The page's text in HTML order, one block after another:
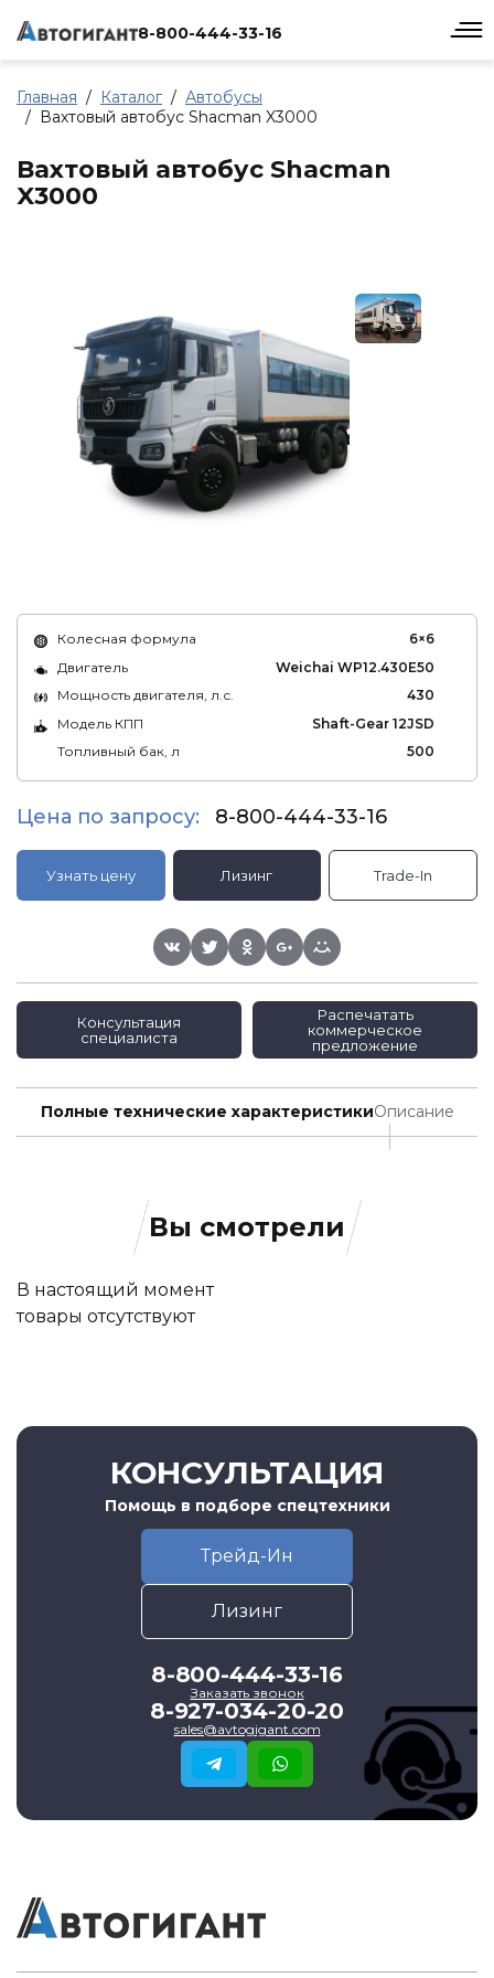
8-800-444-33-16
Главная Каталог
Автобусы
Вахтовый автобус Shacman X3000
Вахтовый автобус Shacman
X3000
Колесная формула
6×6
Двигатель
Weichai WP12.430E50
Мощность двигателя, л.с.
430
Модель КПП
Shaft-Gear 12JSD
Топливный бак, л
500
Цена по запросу: 8-800-444-33-16
Узнать цену Лизинг Trade-In
Консультация
специалиста
Распечатать
коммерческое
предложение
Полные технические характеристикиОписание
Вы смотрели
В настоящий момент
товары отсутствуют
КОНСУЛЬТАЦИЯ
Помощь в подборе спецтехники
Трейд-Ин
Лизинг
8-800-444-33-16
Заказать звонок
8-927-034-20-20
sales@avtogigant.com